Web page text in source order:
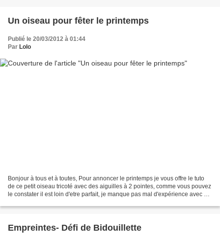
Un oiseau pour fêter le printemps
Publié le 20/03/2012 à 01:44
Par Lolo
Bonjour à tous et à toutes, Pour annoncer le printemps je vous offre le tuto
de ce petit oiseau tricoté avec des aiguilles à 2 pointes, comme vous pouvez
le constater il est loin d'etre parfait, je manque pas mal d'expérience avec ce
Empreintes- Défi de Bidouillette